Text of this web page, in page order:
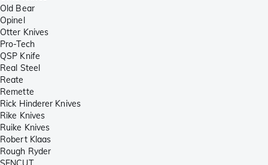
Old Bear
Opinel
Otter Knives
Pro-Tech
QSP Knife
Real Steel
Reate
Remette
Rick Hinderer Knives
Rike Knives
Ruike Knives
Robert Klaas
Rough Ryder